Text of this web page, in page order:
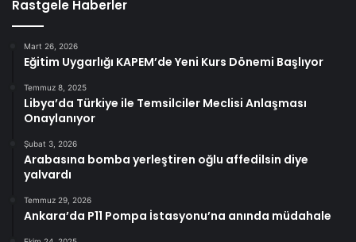
Rastgele Haberler
Mart 26, 2026
Eğitim Uygarlığı KAPEM’de Yeni Kurs Dönemi Başlıyor
Temmuz 8, 2025
Libya’da Türkiye ile Temsilciler Meclisi Anlaşması
Onaylanıyor
Şubat 3, 2026
Arabasına bomba yerleştiren oğlu affedilsin diye
yalvardı
Temmuz 29, 2026
Ankara’da P11 Pompa İstasyonu’na anında müdahale